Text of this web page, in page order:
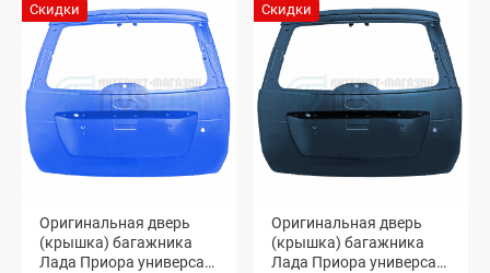
Скидки
Оригинальная дверь
(крышка) багажника
Лада Приора универсал
Скидки
Оригинальная дверь
(крышка) багажника
Лада Приора универсал